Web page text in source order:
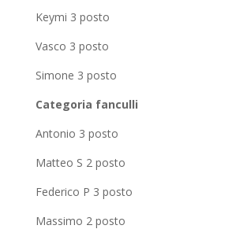
Keymi 3 posto
Vasco 3 posto
Simone 3 posto
Categoria fanculli
Antonio 3 posto
Matteo S 2 posto
Federico P 3 posto
Massimo 2 posto